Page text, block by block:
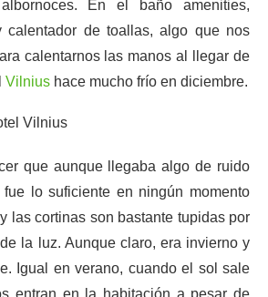
En el baño amenities,
calentador de toallas, algo que nos
calentarnos las manos al llegar de
Vilnius hace mucho frío en diciembre.
que aunque llegaba algo de ruido
lo suficiente en ningún momento
las cortinas son bastante tupidas por
la luz. Aunque claro, era invierno y
Igual en verano, cuando el sol sale
entran en la habitación a pesar de